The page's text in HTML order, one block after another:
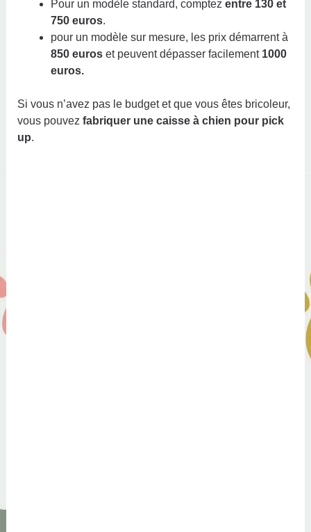
Pour un modèle standard, comptez entre 130 et
750 euros.
pour un modèle sur mesure, les prix démarrent à
850 euroset peuvent dépasser facilement 1000
euros.
Si vous n’avez pas le budget et que vous êtes bricoleur,
vous pouvez fabriquer une caisse à chien pour pick
up.